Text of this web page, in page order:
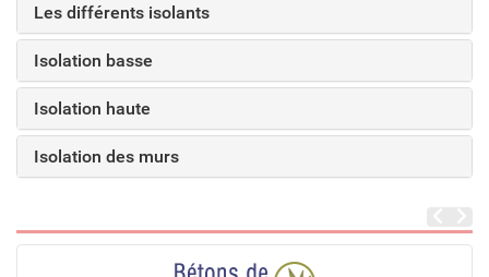
Les différents isolants
Isolation basse
Isolation haute
Isolation des murs